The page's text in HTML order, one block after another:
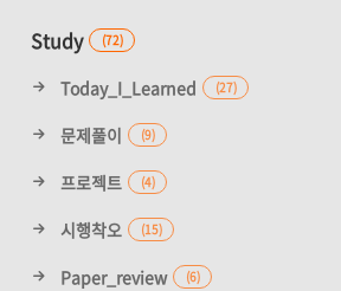
Study
(72)
Today_I_Learned (27)
문제풀이 (9)
프로젝트 (4)
시행착오 (15)
Paper_review (6)